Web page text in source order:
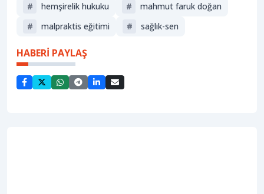
# hemşirelik hukuku #
mahmut faruk doğan
#
malpraktis eğitimi # sağlık-sen
HABERİ PAYLAŞ